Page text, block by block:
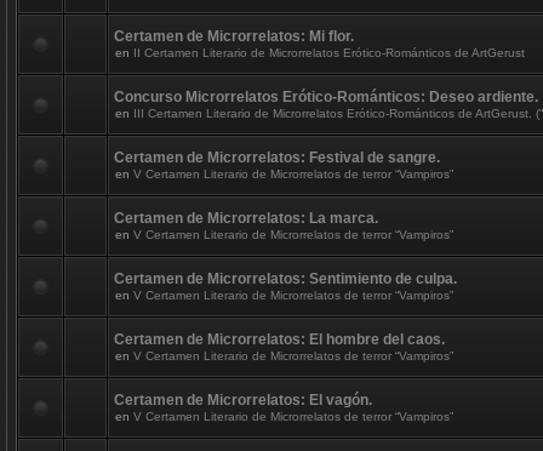
Certamen de Microrrelatos: Mi flor.
en II Certamen Literario de Microrrelatos Erótico-Románticos de ArtGerust
Concurso Microrrelatos Erótico-Románticos: Deseo ardiente.
en III Certamen Literario de Microrrelatos Erótico-Románticos de ArtGerust.
Certamen de Microrrelatos: Festival de sangre.
en V Certamen Literario de Microrrelatos de terror “Vampiros”
Certamen de Microrrelatos: La marca.
en V Certamen Literario de Microrrelatos de terror “Vampiros”
Certamen de Microrrelatos: Sentimiento de culpa.
en V Certamen Literario de Microrrelatos de terror “Vampiros”
Certamen de Microrrelatos: El hombre del caos.
en V Certamen Literario de Microrrelatos de terror “Vampiros”
Certamen de Microrrelatos: El vagón.
en V Certamen Literario de Microrrelatos de terror “Vampiros”